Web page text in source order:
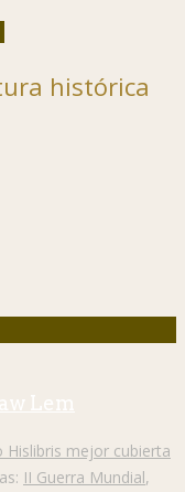
histórica
Lem
Hislibris mejor cubierta
II Guerra Mundial,